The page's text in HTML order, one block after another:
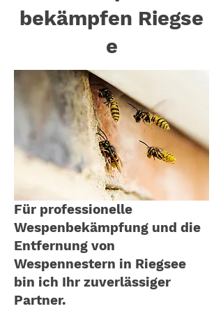
bekämpfen Riegse
e
Für professionelle
Wespenbekämpfung und die
Entfernung von
Wespennestern in Riegsee
bin ich Ihr zuverlässiger
Partner.